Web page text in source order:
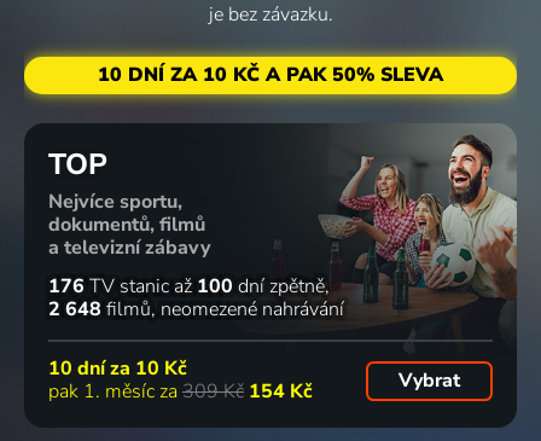
je bez závazku.
10 DNÍ ZA 10 KČ A PAK 50% SLEVA
TOP
Nejvíce sportu,
dokumentů, filmů
a televizní zábavy
176 TV stanic až 100 dní zpětně
2 648 filmů neomezené nahrávání
10 dní za 10 Kč
pak 1. měsíc za 309 Kč 154 Kč Vybrat